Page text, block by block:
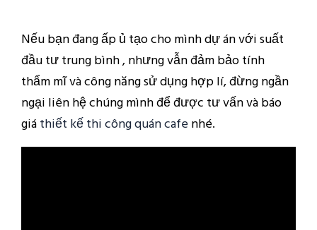
Nếu bạn đang ấp ủ tạo cho mình dự án với suất
đầu tư trung bình , nhưng vẫn đảm bảo tính
thẩm mĩ và công năng sử dụng hợp lí, đừng ngần
ngại liên hệ chúng mình để được tư vấn và báo
giáthiết kế thi công quán cafenhé.